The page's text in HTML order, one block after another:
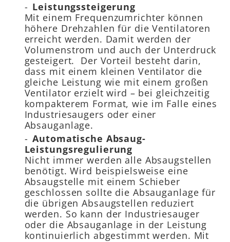
Leistungssteigerung
Mit einem Frequenzumrichter können
höhere Drehzahlen für die Ventilatoren
erreicht werden. Damit werden der
Volumenstrom und auch der Unterdruck
gesteigert. Der Vorteil besteht darin,
dass mit einem kleinen Ventilator die
gleiche Leistung wie mit einem großen
Ventilator erzielt wird – bei gleichzeitig
kompakterem Format, wie im Falle eines
Industriesaugers oder einer
Absauganlage.
Automatische Absaug-
Leistungsregulierung
Nicht immer werden alle Absaugstellen
benötigt. Wird beispielsweise eine
Absaugstelle mit einem Schieber
geschlossen sollte die Absauganlage für
die übrigen Absaugstellen reduziert
werden. So kann der Industriesauger
oder die Absauganlage in der Leistung
kontinuierlich abgestimmt werden. Mit